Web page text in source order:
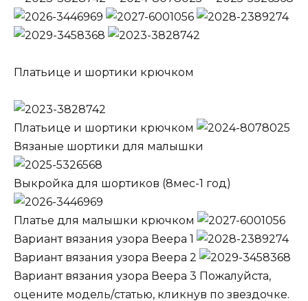
Платьице и шортики крючком
Платьице и шортики крючком
Вязаные шортики для малышки
Выкройка для шортиков (8мес-1 год)
Платье для малышки крючком
Вариант вязания узора Веера 1
Вариант вязания узора Веера 2
Вариант вязания узора Веера 3 Пожалуйста,
оцените модель/статью, кликнув по звездочке.